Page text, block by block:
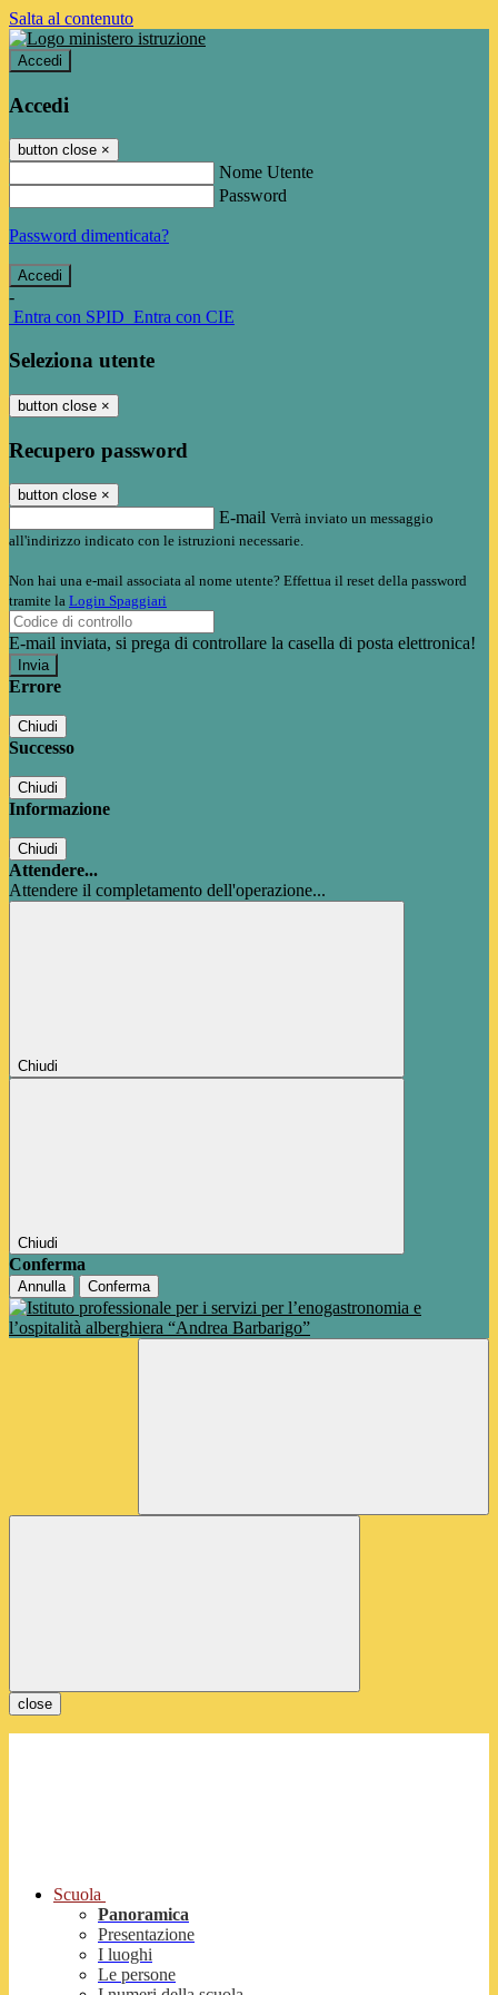
Salta al contenuto
Accedi
Accedi
button close ×
Nome Utente
Password
Password dimenticata?
-
Entra con SPID Entra con CIE
Seleziona utente
button close ×
Recupero password
button close ×
E-mail Verrà inviato un messaggio
all'indirizzo indicato con le istruzioni necessarie.
Non hai una e-mail associata al nome utente? Effettua il reset della password
tramite la Login Spaggiari
E-mail inviata, si prega di controllare la casella di posta elettronica!
Errore
Chiudi
Successo
Chiudi
Informazione
Chiudi
Attendere...
Attendere il completamento dell'operazione...
Chiudi
Chiudi
Conferma
Annulla Conferma
close
Scuola
Panoramica
Presentazione
I luoghi
Le persone